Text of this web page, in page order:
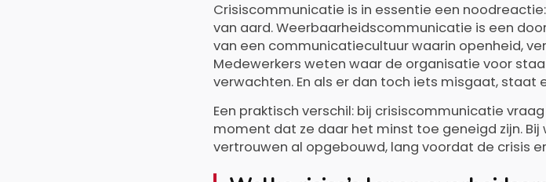
Crisiscommunicatie is in essentie een
van aard. Weerbaarheidscommunicatie is een
van een communicatiecultuur waarin openheid,
Medewerkers weten waar de organisatie voor
verwachten. En als er dan toch iets misgaat, staat
Een praktisch verschil: bij crisiscommunicatie
moment dat ze daar het minst toe geneigd zijn.
vertrouwen al opgebouwd, lang voordat de crisis